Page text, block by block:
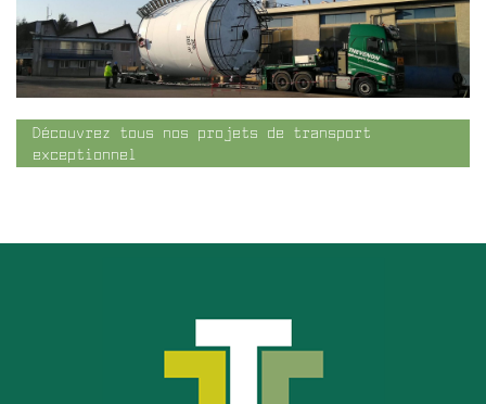
Découvrez tous nos projets de transport
exceptionnel